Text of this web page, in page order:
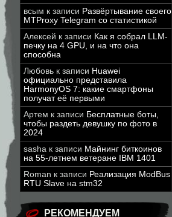
всым к записи Развёртывание своего
MTProxy Telegram со статистикой
Алексей к записи Как я собрал LLM-
печку на 4 GPU, и на что она
способна
Любовь к записи Huawei
официально представила
HarmonyOS 7: какие смартфоны
получат её первыми
Артем к записи Бесплатные боты,
чтобы раздеть девушку по фото в
2024
sasha к записи Майнинг биткоинов
на 55-летнем ветеране IBM 1401
Roman к записи Реализация ModBus
RTU Slave на stm32
РЕКОМЕНДУЕМ